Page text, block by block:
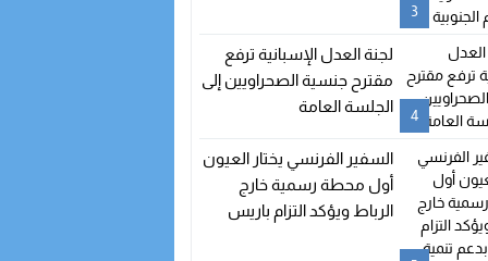
3
4
لجنة العدل الإسبانية ترفع
مقترح جنسية الصحراويين إلى
الجلسة العامة
السفير الفرنسي يختار العيون
أول محطة رسمية خارج
الرباط ويؤكد التزام باريس